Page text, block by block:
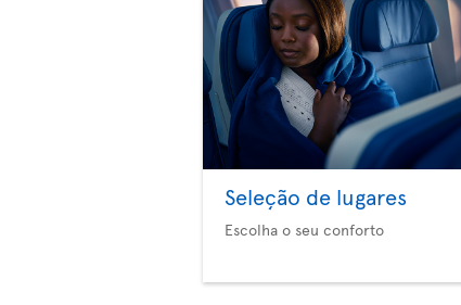
Seleção de lugares
Escolha o seu conforto